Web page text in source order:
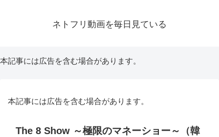
ネトフリ動画を毎日見ている
本記事には広告を含む場合があります。
本記事には広告を含む場合があります。
The 8 Show ～極限のマネーショー～（韓